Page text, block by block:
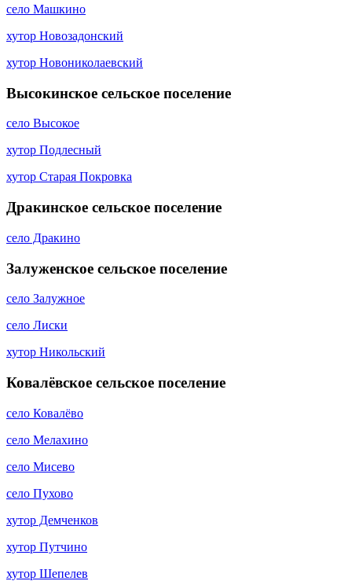
село Машкино
хутор Новозадонский
хутор Новониколаевский
Высокинское сельское поселение
село Высокое
хутор Подлесный
хутор Старая Покровка
Дракинское сельское поселение
село Дракино
Залуженское сельское поселение
село Залужное
село Лиски
хутор Никольский
Ковалёвское сельское поселение
село Ковалёво
село Мелахино
село Мисево
село Пухово
хутор Демченков
хутор Путчино
хутор Шепелев